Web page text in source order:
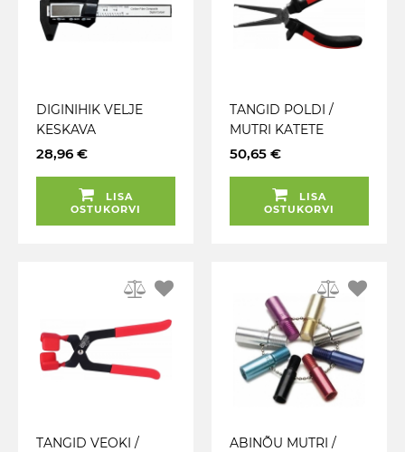
DIGINIHIK VELJE
KESKAVA
MÕÕTMISEKS. MAX
DIN863 SCC
28,96 €
LISA
OSTUKORVI
TANGID POLDI /
MUTRI KATETE
EEMALDAMISEKS KS
50,65 €
LISA
OSTUKORVI
TANGID VEOKI /
ABINÕU MUTRI /